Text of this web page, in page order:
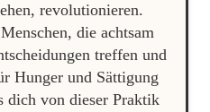
revolutionieren.
die achtsam
treffen und
Hunger und Sättigung
dich von dieser Praktik